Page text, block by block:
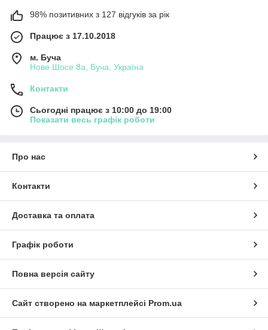
98% позитивних з 127 відгуків за рік
Працює з 17.10.2018
м. Буча
Нове Шосе 8а, Буча, Україна
Контакти
Сьогодні працює з 10:00 до 19:00
Показати весь графік роботи
Про нас
Контакти
Доставка та оплата
Графік роботи
Повна версія сайту
Сайт створено на маркетплейсі Prom.ua